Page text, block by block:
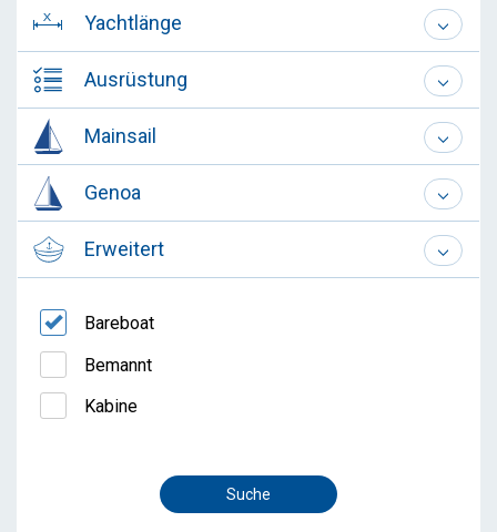
Yachtlänge
Ausrüstung
Mainsail
Genoa
Erweitert
Bareboat
Bemannt
Kabine